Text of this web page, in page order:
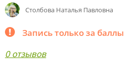
Столбова Наталья Павловна
Запись только за баллы
0 отзывов